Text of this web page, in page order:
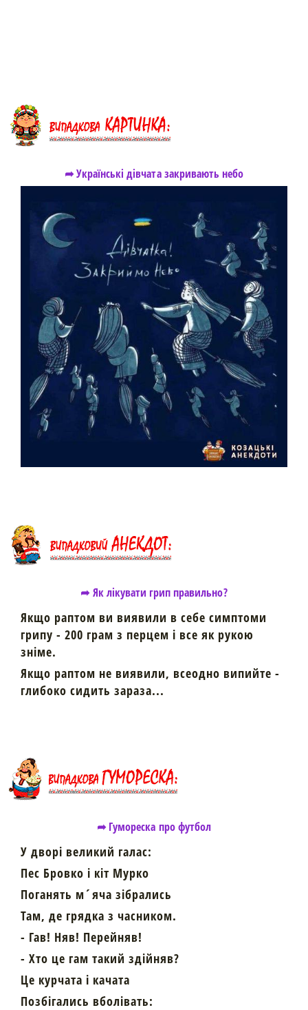
➦ Українські дівчата закривають небо
➦ Як лікувати грип правильно?
Якщо раптом ви виявили в себе симптоми
грипу - 200 грам з перцем і все як рукою
зніме.
Якщо раптом не виявили, всеодно випийте -
глибоко сидить зараза...
➦ Гумореска про футбол
У дворі великий галас:
Пес Бровко і кіт Мурко
Поганять м´яча зібрались
Там, де грядка з часником.
- Гав! Няв! Перейняв!
- Хто це гам такий здійняв?
Це курчата і качата
Позбігались вболівать: